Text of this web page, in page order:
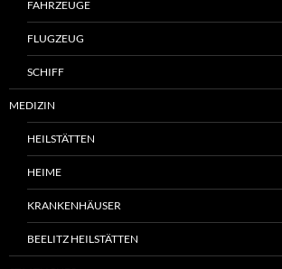
FAHRZEUGE
FLUGZEUG
SCHIFF
MEDIZIN
HEILSTÄTTEN
HEIME
KRANKENHÄUSER
BEELITZ HEILSTÄTTEN